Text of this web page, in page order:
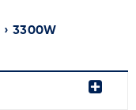
› 3300W